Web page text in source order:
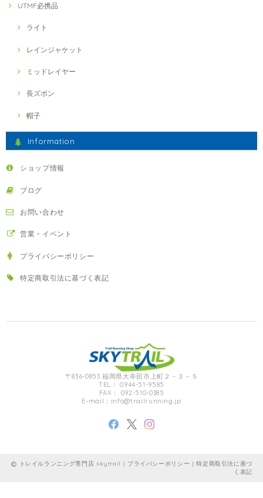
UTMF必携品
ライト
レインジャケット
ミッドレイヤー
長ズボン
帽子
Information
ショップ情報
ブログ
お問い合わせ
営業・イベント
プライバシーポリシー
特定商取引法に基づく表記
〒836-0853 福岡県大牟田市上町２－３－５
TEL： 0944-51-9585
FAX： 092-510-0385
E-mail： info@trailrunning.jp
トレイルランニング専門店 skytrail | プライバシーポリシー |特定商取引法に基づ
く表記